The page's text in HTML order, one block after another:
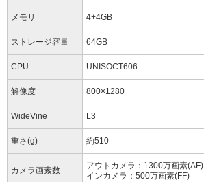
メモリ 4+4GB
ストレージ容量 64GB
CPU UNISOCT606
解像度 800×1280
WideVine L3
重さ(g) 約510
カメラ画素数
アウトカメラ：1300万画素(AF)
インカメラ：500万画素(FF)